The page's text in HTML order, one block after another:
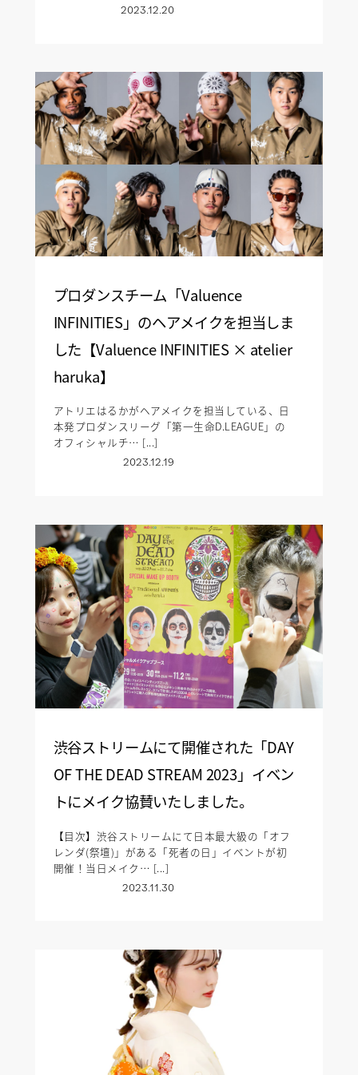
2023.12.20
プロダンスチーム「Valuence
INFINITIES」のヘアメイクを担当しま
した【Valuence INFINITIES × atelier
haruka】
アトリエはるかがヘアメイクを担当している、日
本発プロダンスリーグ「第一生命D.LEAGUE」の
オフィシャルチ… [...]
2023.12.19
渋谷ストリームにて開催された「DAY
OF THE DEAD STREAM 2023」イベン
トにメイク協賛いたしました。
【目次】渋谷ストリームにて日本最大級の「オフ
レンダ(祭壇)」がある「死者の日」イベントが初
開催！当日メイク… [...]
2023.11.30